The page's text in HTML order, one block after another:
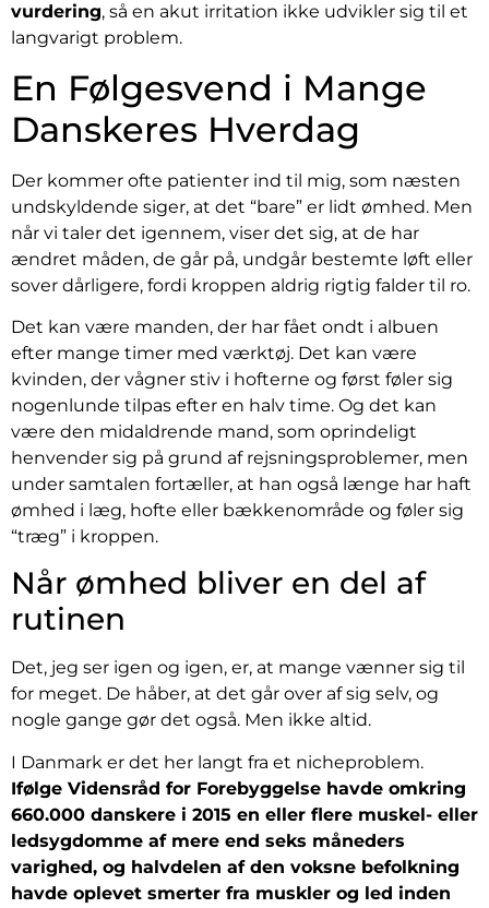
vurdering, så en akut irritation ikke udvikler sig til et
langvarigt problem.
En Følgesvend i Mange
Danskeres Hverdag
Der kommer ofte patienter ind til mig, som næsten
undskyldende siger, at det “bare” er lidt ømhed. Men
når vi taler det igennem, viser det sig, at de har
ændret måden, de går på, undgår bestemte løft eller
sover dårligere, fordi kroppen aldrig rigtig falder til ro.
Det kan være manden, der har fået ondt i albuen
efter mange timer med værktøj. Det kan være
kvinden, der vågner stiv i hofterne og først føler sig
nogenlunde tilpas efter en halv time. Og det kan
være den midaldrende mand, som oprindeligt
henvender sig på grund af rejsningsproblemer, men
under samtalen fortæller, at han også længe har haft
ømhed i læg, hofte eller bækkenområde og føler sig
“træg” i kroppen.
Når ømhed bliver en del af
rutinen
Det, jeg ser igen og igen, er, at mange vænner sig til
for meget. De håber, at det går over af sig selv, og
nogle gange gør det også. Men ikke altid.
I Danmark er det her langt fra et nicheproblem.
Ifølge Vidensråd for Forebyggelse havde omkring
660.000 danskere i 2015 en eller flere muskel- eller
ledsygdomme af mere end seks måneders
varighed, og halvdelen af den voksne befolkning
havde oplevet smerter fra muskler og led inden